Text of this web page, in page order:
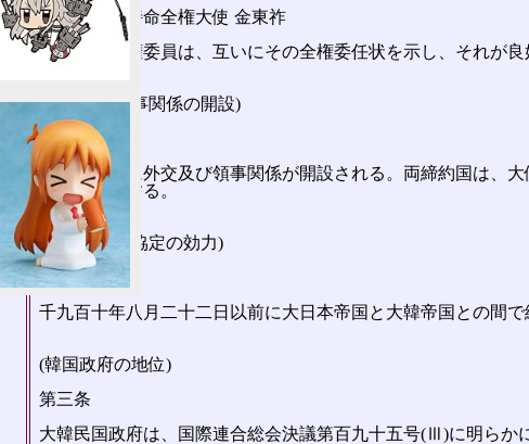
大韓民国特命全権大使 金東祚󠄂
これらの全権委員は、互いにその全権委任状を示し、それが
(外交及び領事関係の開設)
第一条
両締約国間に外交及び領事関係が開設される。両締約国は、
事館を設置する。
(旧条約及び協定の効力)
第二条
千九百十年八月二十二日以前に大日本帝国と大韓帝国との間
(韓国政府の地位)
第三条
大韓民国政府は、国際連合総会決議第百九十五号(Ⅲ)に明らか